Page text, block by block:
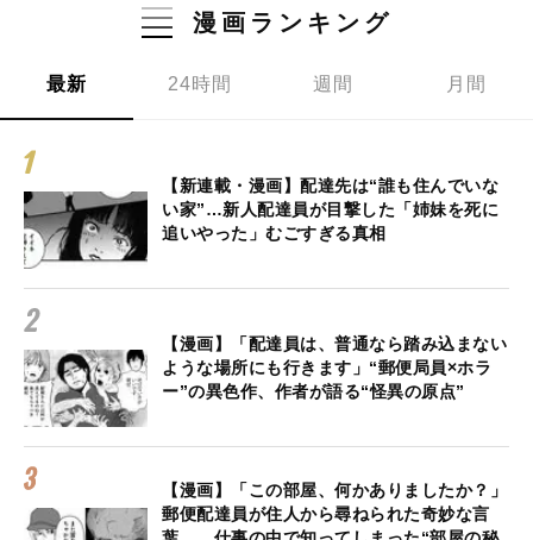
漫画ランキング
最新 24時間 週間 月間
【新連載・漫画】配達先は“誰も住んでいな
い家”…新人配達員が目撃した「姉妹を死に
追いやった」むごすぎる真相
【漫画】「配達員は、普通なら踏み込まない
ような場所にも行きます」“郵便局員×ホラ
ー”の異色作、作者が語る“怪異の原点”
【漫画】「この部屋、何かありましたか？」
郵便配達員が住人から尋ねられた奇妙な言